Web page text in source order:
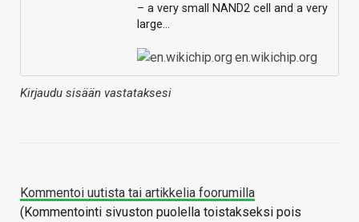
– a very small NAND2 cell and a very
large…
en.wikichip.org
Kirjaudu sisään vastataksesi
Kommentoi uutista tai artikkelia foorumilla
(Kommentointi sivuston puolella toistakseksi pois